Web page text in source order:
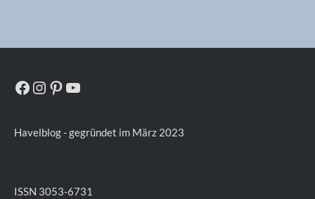
Facebook
Instagram
Pinterest
YouTube
Havelblog - gegründet im März 2023
ISSN 3053-6731